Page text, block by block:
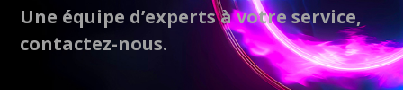
Une équipe d’experts à votre service,
contactez-nous.